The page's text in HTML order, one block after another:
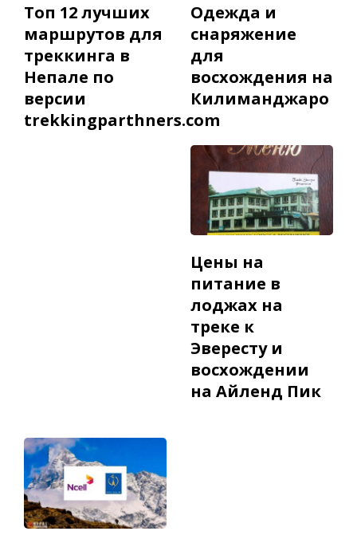
Топ 12 лучших
маршрутов для
треккинга в
Непале по
версии
trekkingparthners.com
Одежда и
снаряжение
для
восхождения на
Килиманджаро
Цены на
питание в
лоджах на
треке к
Эвересту и
восхождении
на Айленд Пик